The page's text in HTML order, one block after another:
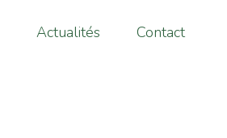
Actualités Contact